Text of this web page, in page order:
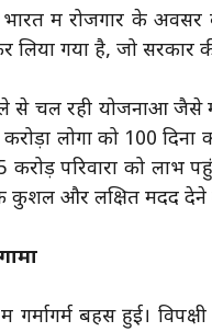
भारत में रोजगार के
गया है, जो सरकार
रही योजनाओं जैसे
लोगों को 100 दिनों
परिवारों को लाभ
और लक्षित मदद देने
बहस हुई।